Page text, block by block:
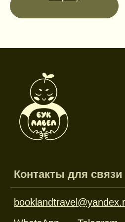
Каталог
Новинки
Закладки
Стенды
Другое
Наборы
Ликвидация
Дневники и трекеры
Отрывные блоки
Гирлянды
Сб-вс: выходной